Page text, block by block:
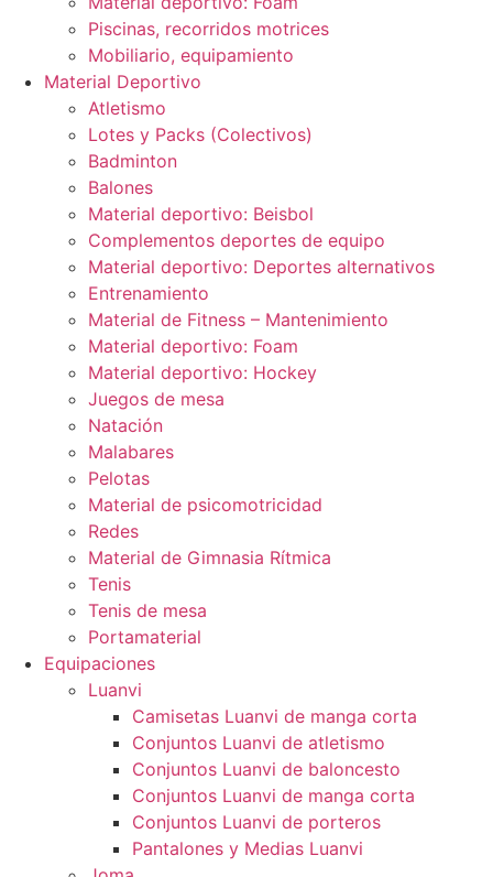
Piscinas, recorridos motrices
Mobiliario, equipamiento
Material Deportivo
Atletismo
Lotes y Packs (Colectivos)
Badminton
Balones
Material deportivo: Beisbol
Complementos deportes de equipo
Material deportivo: Deportes alternativos
Entrenamiento
Material de Fitness – Mantenimiento
Material deportivo: Foam
Material deportivo: Hockey
Juegos de mesa
Natación
Malabares
Pelotas
Material de psicomotricidad
Redes
Material de Gimnasia Rítmica
Tenis
Tenis de mesa
Portamaterial
Equipaciones
Luanvi
Camisetas Luanvi de manga corta
Conjuntos Luanvi de atletismo
Conjuntos Luanvi de baloncesto
Conjuntos Luanvi de manga corta
Conjuntos Luanvi de porteros
Pantalones y Medias Luanvi